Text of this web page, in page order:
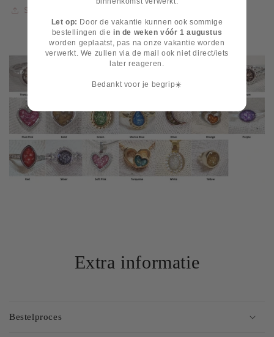
Share
Extra informatie
Bestelproces
Let op: Door de vakantie kunnen ook sommige
bestellingen die in de weken vóór 1 augustus
worden geplaatst, pas na onze vakantie worden
verwerkt. We zullen via de mail ook niet direct/iets
later reageren.
Bedankt voor je begrip☀️